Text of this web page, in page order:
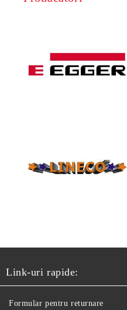
Link-uri rapide:
Formular pentru returnare